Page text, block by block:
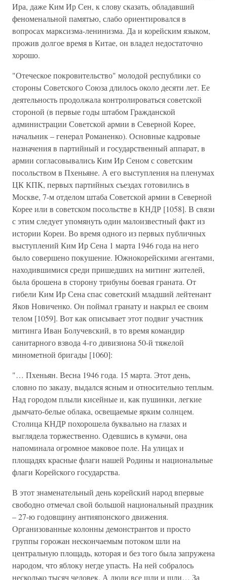
Ира, даже Ким Ир Сен, к слову сказать, обладавший
феноменальной памятью, слабо ориентировался в
вопросах марксизма-ленинизма. Да и корейским языком,
прожив долгое время в Китае, он владел недостаточно
хорошо.
"Отеческое покровительство" молодой республики со
стороны Советского Союза длилось около десяти лет. Ее
деятельность продолжала контролироваться советской
стороной (в первые годы штабом Гражданской
администрации Советской армии в Северной Корее,
начальник – генерал Романенко). Основные кадровые
назначения в партийный и государственный аппарат, в
армии согласовывались Ким Ир Сеном с советским
посольством в Пхеньяне. А его выступления на пленумах
ЦК КПК, первых партийных съездах готовились в
Москве, 7-м отделом штаба Советской армии в Северной
Корее или в советском посольстве в КНДР [1058]. В связи
с этим следует упомянуть один малоизвестный факт из
истории Кореи. Во время одного из первых публичных
выступлений Ким Ир Сена 1 марта 1946 года на него
было совершено покушение. Южнокорейскими агентами,
находившимися среди пришедших на митинг жителей,
была брошена в сторону трибуны боевая граната. От
гибели Ким Ир Сена спас советский младший лейтенант
Яков Новиченко. Он поймал гранату и накрыл ее своим
телом [1059]. Вот как описывает этот подвиг участник
митинга Иван Болучевский, в то время командир
санитарного взвода 4-го дивизиона 50-й тяжелой
минометной бригады [1060]:
"… Пхеньян. Весна 1946 года. 15 марта. Этот день,
словно по заказу, выдался ясным и относительно теплым.
Над городом плыли кисейные и, как пушинки, легкие
дымчато-белые облака, освещаемые ярким солнцем.
Столица КНДР похорошела буквально на глазах и
выглядела торжественно. Одевшись в кумачи, она
напоминала огромное маковое поле. На улицах и
площадях красные флаги нашей Родины и национальные
флаги Корейского государства.
В этот знаменательный день корейский народ впервые
свободно отмечал свой большой национальный праздник
– 27-ю годовщину антияпонского движения.
Организованные колонны демонстрантов и просто
группы горожан нескончаемым потоком шли на
центральную площадь, которая и без того была запружена
народом, что яблоку негде упасть. На ней собралось
несколько тысяч человек. А люди все шли и шли… За